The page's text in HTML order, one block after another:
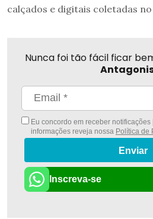
calçados e digitais coletadas
Nunca foi tão fácil ficar
Eu concordo em receber notificações
informações reveja nossa Política de
Enviar
Inscreva-se